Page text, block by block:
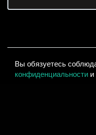
Вы обязуетесь
конфиденциальности и